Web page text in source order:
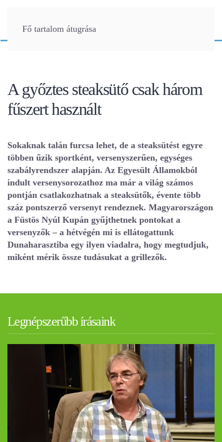
Fő tartalom átugrása
A győztes steaksütő csak három
fűszert használt
Sokaknak talán furcsa lehet, de a steaksütést egyre
többen űzik sportként, versenyszerűen, egységes
szabályrendszer alapján. Az Egyesült Államokból
indult versenysorozathoz ma már a világ számos
pontján csatlakozhatnak a steaksütők, évente több
száz pontszerző versenyt rendeznek. Magyarországon
a Füstös Nyúl Kupán gyűjthetnek pontokat a
versenyzők – a hétvégén mi is ellátogattunk
Dunaharasztiba egy ilyen viadalra, hogy megtudjuk,
miként mérik össze tudásukat a grillezők.
Legnépszerűbb írásaink